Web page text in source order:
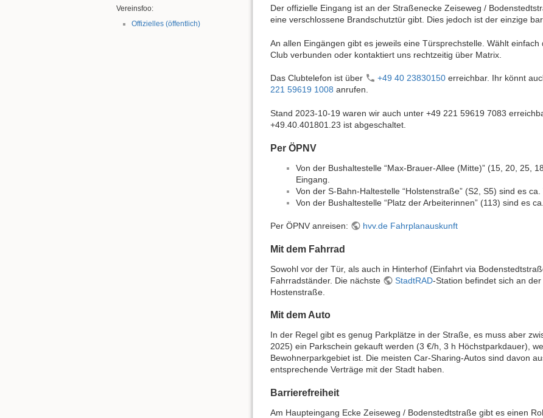
Vereinsfoo:
Offizielles (öffentlich)
Der offizielle Eingang ist an der Straßenecke Zeiseweg /
eine verschlossene Brandschutztür gibt. Dies jedoch ist der einzige
An allen Eingängen gibt es jeweils eine Türsprechstelle. Wählt
Club verbunden oder kontaktiert uns rechtzeitig über Matrix.
Das Clubtelefon ist über +49 40 23830150erreichbar. Ihr könnt
‭221 59619 1008 ‬ anrufen.
Stand 2023-10-19 waren wir auch unter +49 ‭221 59619 7083
+49.40.401801.23 ist abgeschaltet.
Per ÖPNV
Von der Bushaltestelle “Max-Brauer-Allee (Mitte)” (15, 20, 25,
Eingang.
Von der S-Bahn-Haltestelle “Holstenstraße” (S2, S5) sind es ca.
Von der Bushaltestelle “Platz der Arbeiterinnen” (113) sind es
Per ÖPNV anreisen: hvv.de Fahrplanauskunft
Mit dem Fahrrad
Sowohl vor der Tür, als auch in Hinterhof (Einfahrt via
Fahrradständer. Die nächste
StadtRAD-Station befindet sich an
Hostenstraße.
Mit dem Auto
In der Regel gibt es genug Parkplätze in der Straße, es muss aber
2025) ein Parkschein gekauft werden (3 €/h, 3 h Höchstparkdauer),
Bewohnerparkgebiet ist. Die meisten Car-Sharing-Autos sind davon
entsprechende Verträge mit der Stadt haben.
Barrierefreiheit
Am Haupteingang Ecke Zeiseweg / Bodenstedtstraße gibt es einen